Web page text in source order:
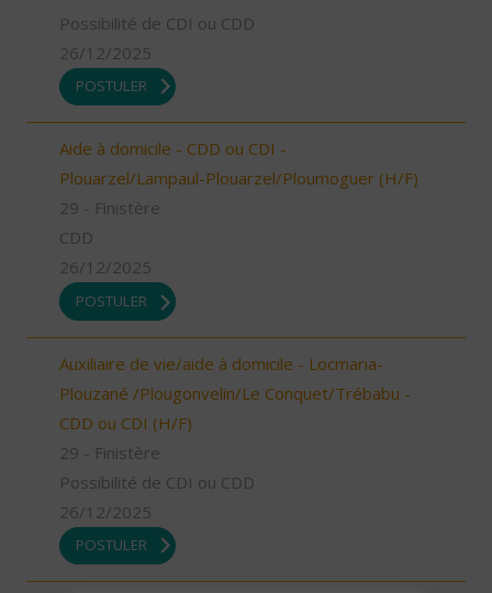
Possibilité de CDI ou CDD
26/12/2025
POSTULER
Aide à domicile - CDD ou CDI -
Plouarzel/Lampaul-Plouarzel/Ploumoguer (H/F)
29 - Finistère
CDD
26/12/2025
POSTULER
Auxiliaire de vie/aide à domicile - Locmaria-
Plouzané /Plougonvelin/Le Conquet/Trébabu -
CDD ou CDI (H/F)
29 - Finistère
Possibilité de CDI ou CDD
26/12/2025
POSTULER